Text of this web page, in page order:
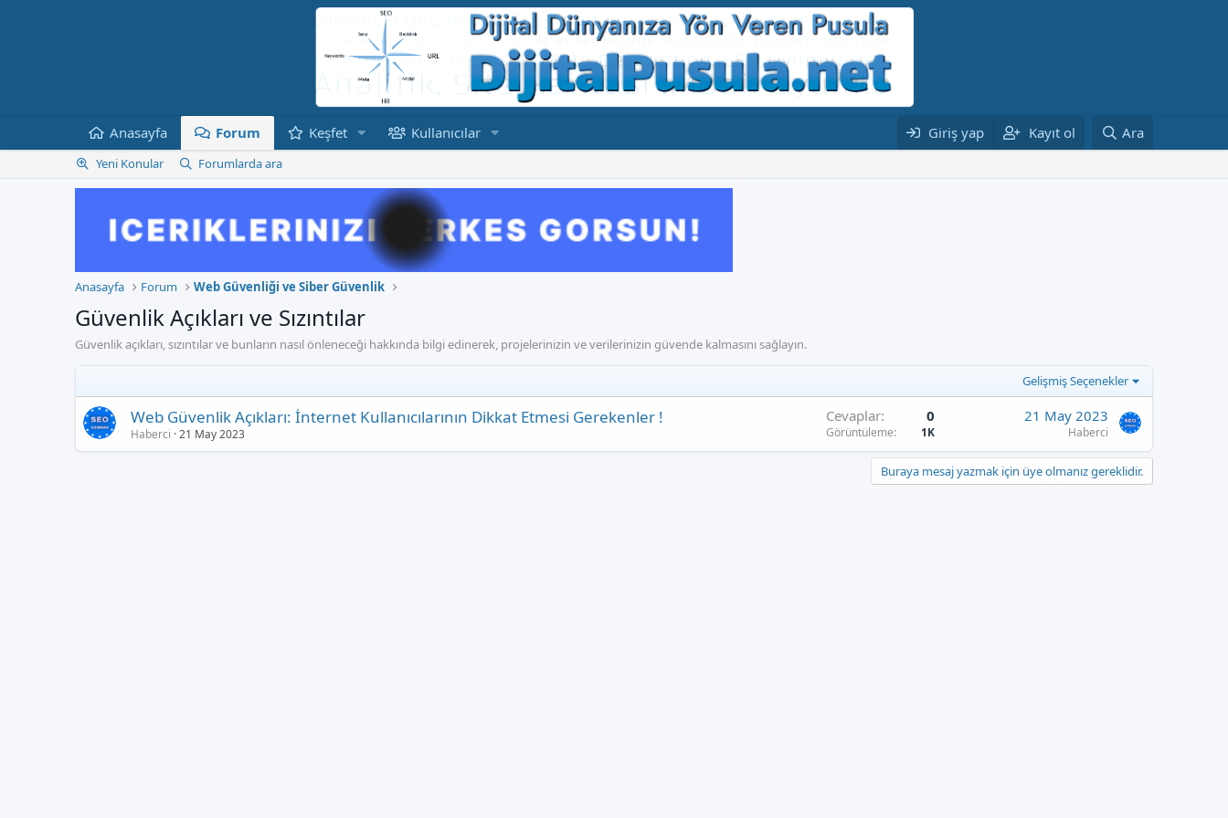
Anasayfa Forum Keşfet Kullanıcılar Giriş yap Kayıt ol Ara
Yeni Konular Forumlarda ara
Anasayfa Forum Web Güvenliği ve Siber Güvenlik
Güvenlik Açıkları ve Sızıntılar
Güvenlik açıkları, sızıntılar ve bunların nasıl önleneceği hakkında bilgi edinerek, projelerinizin ve verilerinizin güvende kalmasını sağlayın.
Gelişmiş Seçenekler
Web Güvenlik Açıkları: İnternet Kullanıcılarının Dikkat Etmesi Gerekenler !
Haberci 21 May 2023
Cevaplar 0
Görüntüleme 1K
21 May 2023
Haberci
Buraya mesaj yazmak için üye olmanız gereklidir.